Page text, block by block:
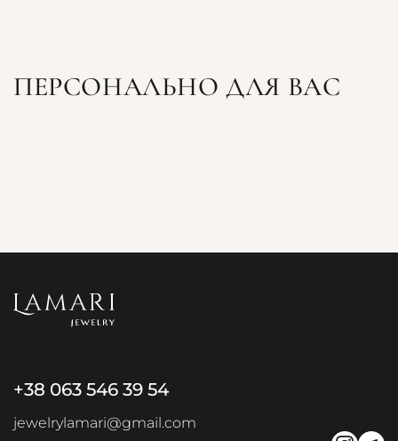
ПЕРСОНАЛЬНО ДЛЯ ВАС
+38 063 546 39 54
jewelrylamari@gmail.com